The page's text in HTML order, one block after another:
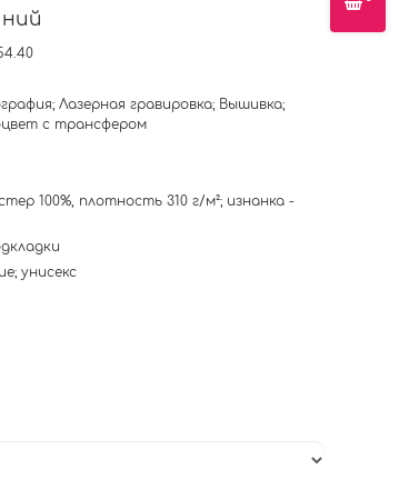
Лазерная гравировка; Вышивка;
с трансфером
100%, плотность 310 г/м²; изнанка -
унисекс